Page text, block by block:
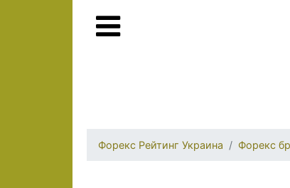
Форекс Рейтинг Украина Форекс